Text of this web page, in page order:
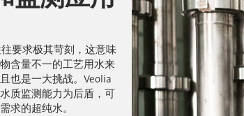
要求极其苛刻，这意味
含量不一的工艺用水来
也是一大挑战。Veolia
质监测能力为后盾，可
求的超纯水。